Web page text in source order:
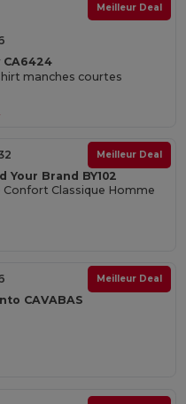
Meilleur Deal
CA6424
manches courtes
Meilleur Deal
Your Brand BY102
Confort Classique Homme
Meilleur Deal
CAVABAS